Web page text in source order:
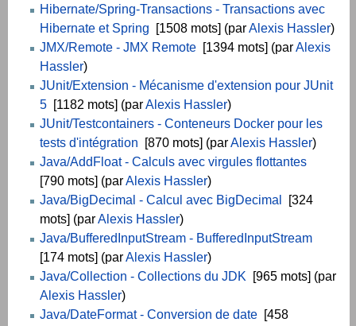
Hibernate/Spring-Transactions - Transactions avec
Hibernate et Spring [1508 mots] (parAlexis Hassler)
JMX/Remote - JMX Remote [1394 mots] (parAlexis
Hassler)
JUnit/Extension - Mécanisme d'extension pour JUnit
5 [1182 mots] (parAlexis Hassler)
JUnit/Testcontainers - Conteneurs Docker pour les
tests d'intégration [870 mots] (parAlexis Hassler)
Java/AddFloat - Calculs avec virgules flottantes
[790 mots] (parAlexis Hassler)
Java/BigDecimal - Calcul avec BigDecimal
[324
mots] (parAlexis Hassler)
Java/BufferedInputStream - BufferedInputStream
[174 mots] (parAlexis Hassler)
Java/Collection - Collections du JDK [965 mots] (par
Alexis Hassler)
Java/DateFormat - Conversion de date [458